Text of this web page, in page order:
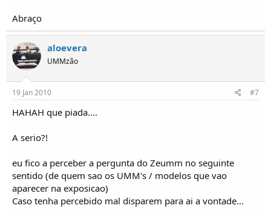
Abraço
aloevera
UMMzão
19 Jan 2010 #7
HAHAH que piada....
A serio?!
eu fico a perceber a pergunta do Zeumm no seguinte
sentido (de quem sao os UMM's / modelos que vao
aparecer na exposicao)
Caso tenha percebido mal disparem para ai a vontade...